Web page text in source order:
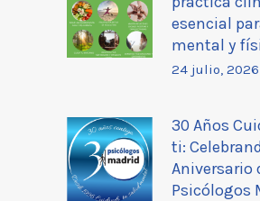
esencial
mental y
24 julio, 2026
30 Años
ti:
Aniversario
Psicólogos